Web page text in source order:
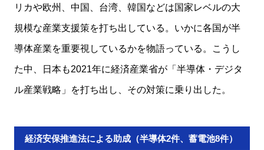
リカや欧州、中国、台湾、韓国などは国家レベルの大
規模な産業支援策を打ち出している。いかに各国が半
導体産業を重要視しているかを物語っている。こうし
た中、日本も2021年に経済産業省が「半導体・デジタ
ル産業戦略」を打ち出し、その対策に乗り出した。
経済安保推進法による助成（半導体2件、蓄電池8件）